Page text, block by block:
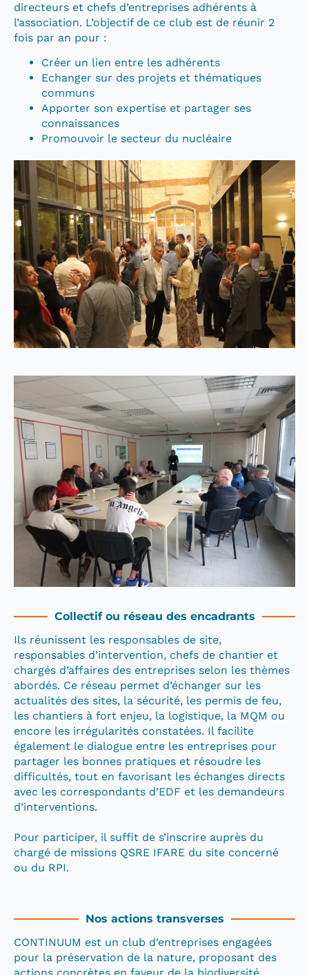
directeurs et chefs d’entreprises adhérents à
l’association. L’objectif de ce club est de réunir 2
fois par an pour :
Créer un lien entre les adhérents
Echanger sur des projets et thématiques
communs
Apporter son expertise et partager ses
connaissances
Promouvoir le secteur du nucléaire
Collectif ou réseau des encadrants
Ils réunissent les responsables de site,
responsables d’intervention, chefs de chantier et
chargés d’affaires des entreprises selon les thèmes
abordés. Ce réseau permet d’échanger sur les
actualités des sites, la sécurité, les permis de feu,
les chantiers à fort enjeu, la logistique, la MQM ou
encore les irrégularités constatées. Il facilite
également le dialogue entre les entreprises pour
partager les bonnes pratiques et résoudre les
difficultés, tout en favorisant les échanges directs
avec les correspondants d’EDF et les demandeurs
d’interventions.
Pour participer, il suffit de s’inscrire auprès du
chargé de missions QSRE IFARE du site concerné
ou du RPI.
Nos actions transverses
CONTINUUM est un club d’entreprises engagées
pour la préservation de la nature, proposant des